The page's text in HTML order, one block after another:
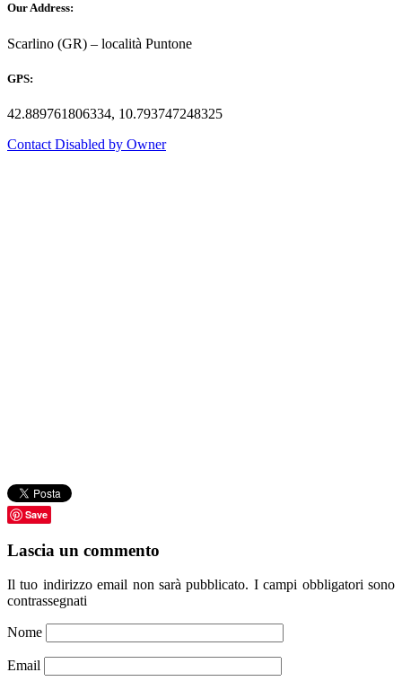
Our Address:
Scarlino (GR) – località Puntone
GPS:
42.889761806334, 10.793747248325
Contact Disabled by Owner
Save
Lascia un commento
Il tuo indirizzo email non sarà pubblicato. I campi obbligatori sono
contrassegnati
Nome
Email